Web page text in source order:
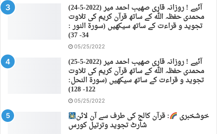
(24-5-2022) آئیے ! روزانہ قاری صهیب احمد میر
محمدی حفظہ اللہ کے ساتھ قرآن کریم کی تلاوت
تجوید و قراءت کے ساتھ سیکھیں (سورة النور :
34- 37)
05/25/2022
(25-5-2022) آئیے ! روزانہ قاری صهیب احمد میر
محمدی حفظہ اللہ کے ساتھ قرآن کریم کی تلاوت
تجوید و قراءت کے ساتھ سیکھیں (سورة النحل:
122- 128)
05/25/2022
خوشخبری : قرآن کالج کی طرف سے آن لائن
شارٹ تجوید وترتیل کورس